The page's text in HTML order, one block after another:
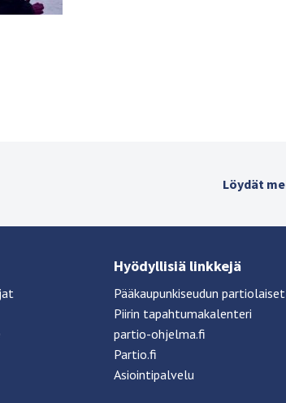
Löydät
Hyödyllisiä linkkejä
Pääkaupunkiseudun partiolaiset
Piirin tapahtumakalenteri
partio-ohjelma.fi
Partio.fi
Asiointipalvelu